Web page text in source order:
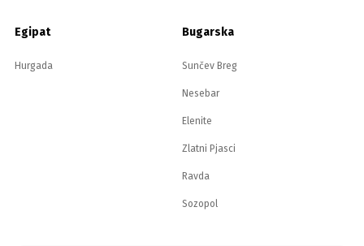
Egipat
Hurgada
Bugarska
Sunčev Breg
Nesebar
Elenite
Zlatni Pjasci
Ravda
Sozopol